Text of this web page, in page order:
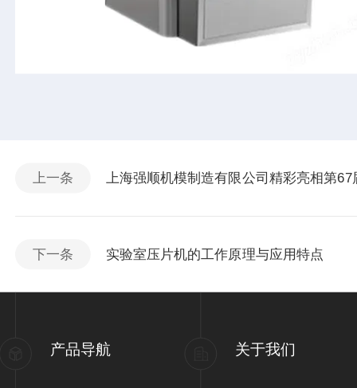
上一条 上海强顺机模制造有限公司精彩亮相第
下一条 实验室压片机的工作原理与应用特点
产品导航 关于我们